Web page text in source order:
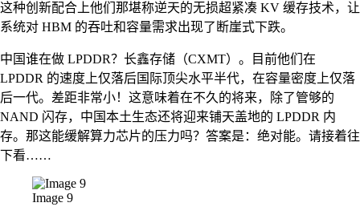
这种创新配合上他们那堪称逆天的无损超紧凑 KV 缓存技术，让
系统对 HBM 的吞吐和容量需求出现了断崖式下跌。
中国谁在做 LPDDR？长鑫存储（CXMT）。目前他们在
LPDDR 的速度上仅落后国际顶尖水平半代，在容量密度上仅落
后一代。差距非常小！这意味着在不久的将来，除了管够的
NAND 闪存，中国本土生态还将迎来铺天盖地的 LPDDR 内
存。那这能缓解算力芯片的压力吗？答案是：绝对能。请接着往
下看……
Image 9